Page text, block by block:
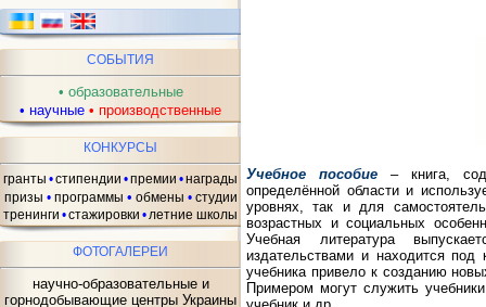
СОБЫТИЯ
• образовательные
• научные • производственные
КОНКУРСЫ
гранты •стипендии •премии •награды
призы • программы • обмены • студии
тренинги •стажировки •летние школы
ФОТОГАЛЕРЕИ
научно-образовательные и
горнодобывающие центры Украины
Учебное пособие– книга,
определённой области и
уровнях, так и для
возрастных и социальных
Учебная литература
издательствами и находится под
учебника привело к созданию
Примером могут служить